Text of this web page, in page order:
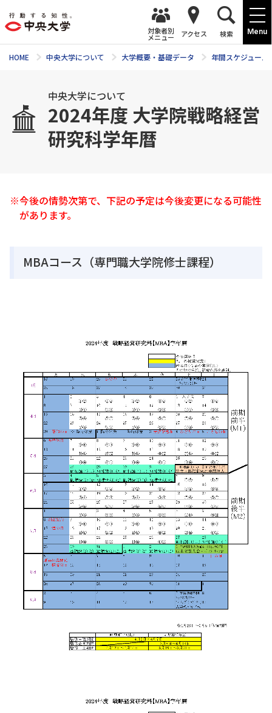
Menu
対象者別
メニュー アクセス 検索
HOME 中央大学について 大学概要・基礎データ 年間スケジュール
中央大学について
2024年度 大学院戦略経営
研究科学年暦
※今後の情勢次第で、下記の予定は今後変更になる可能性
があります。
MBAコース（専門職大学院修士課程）